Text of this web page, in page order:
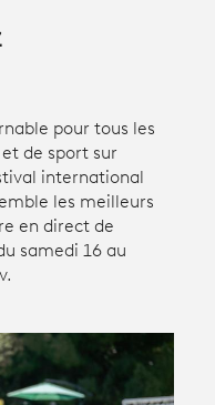
pour tous les
de sport sur
international
les meilleurs
en direct de
samedi 16 au